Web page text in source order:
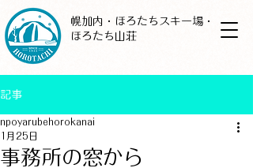
幌加内・ほろたちスキー場・
ほろたち山荘
記事
事務所の窓から
npoyarubehorokanai
1月25日